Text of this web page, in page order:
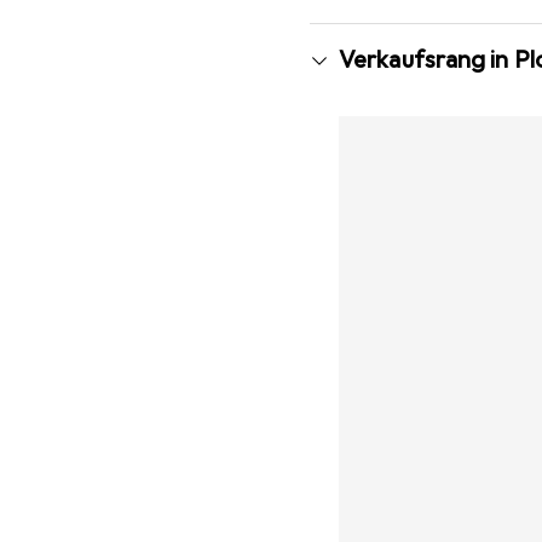
Verkaufsrang in